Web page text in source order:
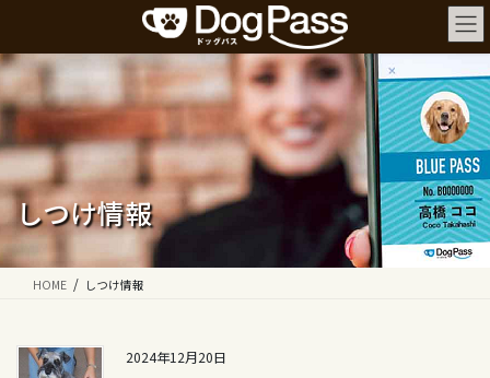
テ
ツ
へ
ス
ッ
プ
ゲ
シ
ョ
ン
移
動 しつけ情報
HOME しつけ情報
2024年12月20日